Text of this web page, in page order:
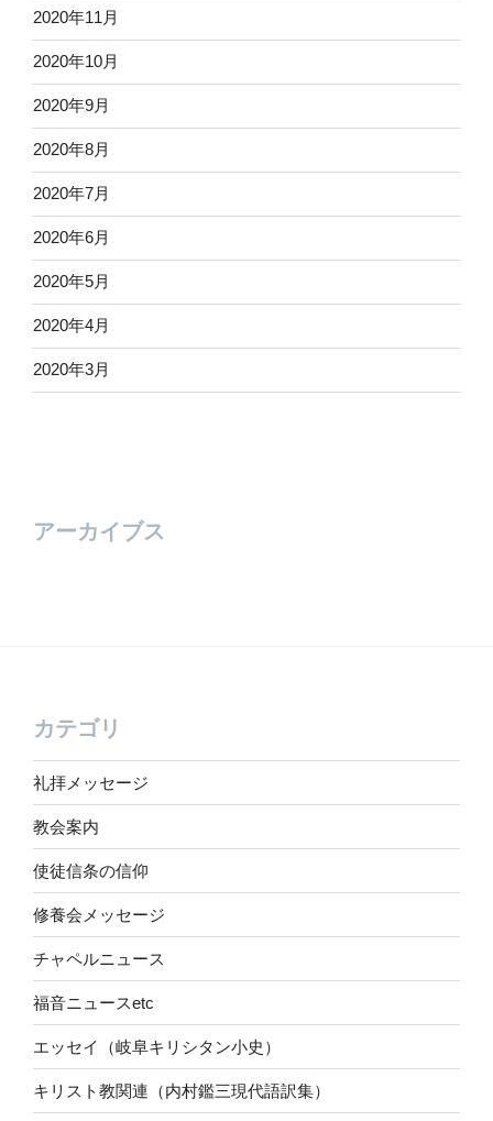
2020年11月
2020年10月
2020年9月
2020年8月
2020年7月
2020年6月
2020年5月
2020年4月
2020年3月
アーカイブス
カテゴリ
礼拝メッセージ
教会案内
使徒信条の信仰
修養会メッセージ
チャペルニュース
福音ニュースetc
エッセイ（岐阜キリシタン小史）
キリスト教関連（内村鑑三現代語訳集）